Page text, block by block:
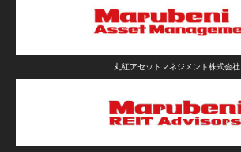
丸紅アセットマネジメント株式会社